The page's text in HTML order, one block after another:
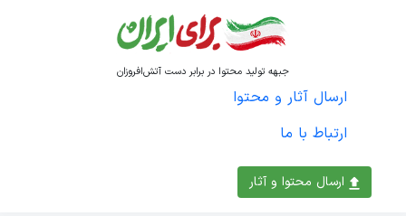
ارسال محتوا و آثار
جبهه تولید محتوا در برابر دست آتش‌افروزان
ارسال آثار و محتوا
ارتباط با ما